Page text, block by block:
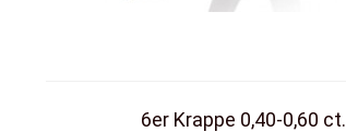
6er Krappe 0,40-0,60 ct.